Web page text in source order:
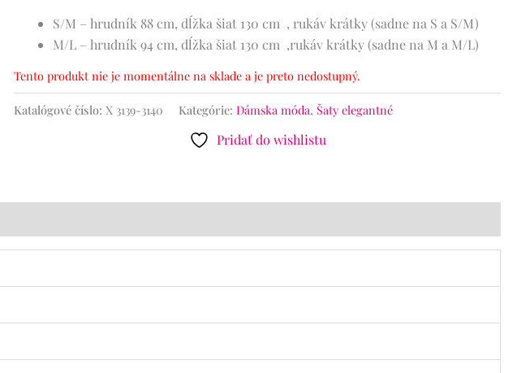
S/M – hrudník 88 cm, dĺžka šiat 130 cm , rukáv krátky (sadne na S a S/M)
M/L – hrudník 94 cm, dĺžka šiat 130 cm ,rukáv krátky (sadne na M a M/L)
Tento produkt nie je momentálne na sklade a je preto nedostupný.
Katalógové číslo:X 3139-3140 Kategórie: Dámska móda, Šaty elegantné
Pridať do wishlistu